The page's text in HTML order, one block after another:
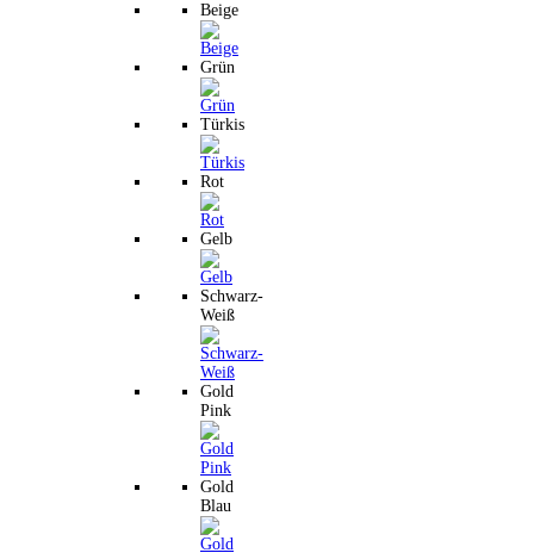
Beige
Grün
Türkis
Rot
Gelb
Schwarz-
Weiß
Gold
Pink
Gold
Blau